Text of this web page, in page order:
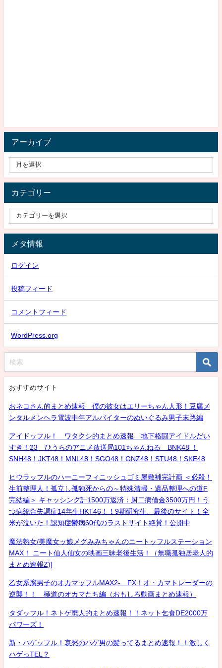
アーカイブ
カテゴリー
メタ情報
ログイン
投稿フィード
コメントフィード
WordPress.org
おすすめサイト
おネコさん的まとめ速報 僕の彼女はエリーちゃん人形！豆腐メ
ンタルメンヘラ電波中年アルバイターのぬいぐるみ男子末路編
アイドッフル！ ワタクシ的まとめ速報 地下格闘アイドルだい
すき！23 ひうらのアニメ放送局101ちゃんねる BNK48 ！
SNH48！JKT48！MNL48！SGO48！GNZ48！STU48！SKE48
ヒウラッフルのハーニーフィニッシュゴミ屋敷補完計画 ＜必殺！
生前整理人！孤立し孤独死からの～特殊清掃・遺品整理への道F
完結編＞ キャッシング計1500万返済：厨二病借金3500万円！う
つ病統合失調症14年生HKT46！！9期研究生、最後のサイト！全
米が泣いた！認知症鬱病60代のラストサイト絶賛！公開中
魔法熟女/美魔女ッ娘メグみみちゃんのニートッフルステーション
MAX！ ニート仙人仙女の映画三昧老後生活！（無職孤独居老人的
まとめ速報Z)]
乙女系腐男子のオカマッフルMAX2- FX！オ・カマトレーダーの
逆襲！！ 極道のオカマたち編（おもしろ動画まとめ速報）
タダッフル！ネトゲ廃人的まとめ速報！！ネット乞食DE2000万
パワーズ！
新・ハゲッフル！哀愁のハゲ男の髪ってるまとめ速報！！激しく
ハゲっTEL？